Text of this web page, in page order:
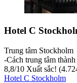
Hotel C
Trung tâm Stockholm
‐Cách trung tâm
8,8/10 Xuất sắc!
Hotel C Stockholm